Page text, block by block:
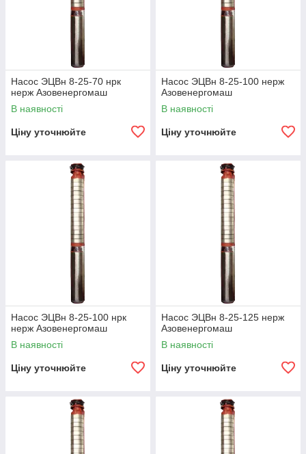
Насос ЭЦВн 8-25-70 нрк
нерж Азовенергомаш
В наявності
Ціну уточнюйте
Насос ЭЦВн 8-25-100 нерж
Азовенергомаш
В наявності
Ціну уточнюйте
Насос ЭЦВн 8-25-100 нрк
нерж Азовенергомаш
В наявності
Ціну уточнюйте
Насос ЭЦВн 8-25-125 нерж
Азовенергомаш
В наявності
Ціну уточнюйте